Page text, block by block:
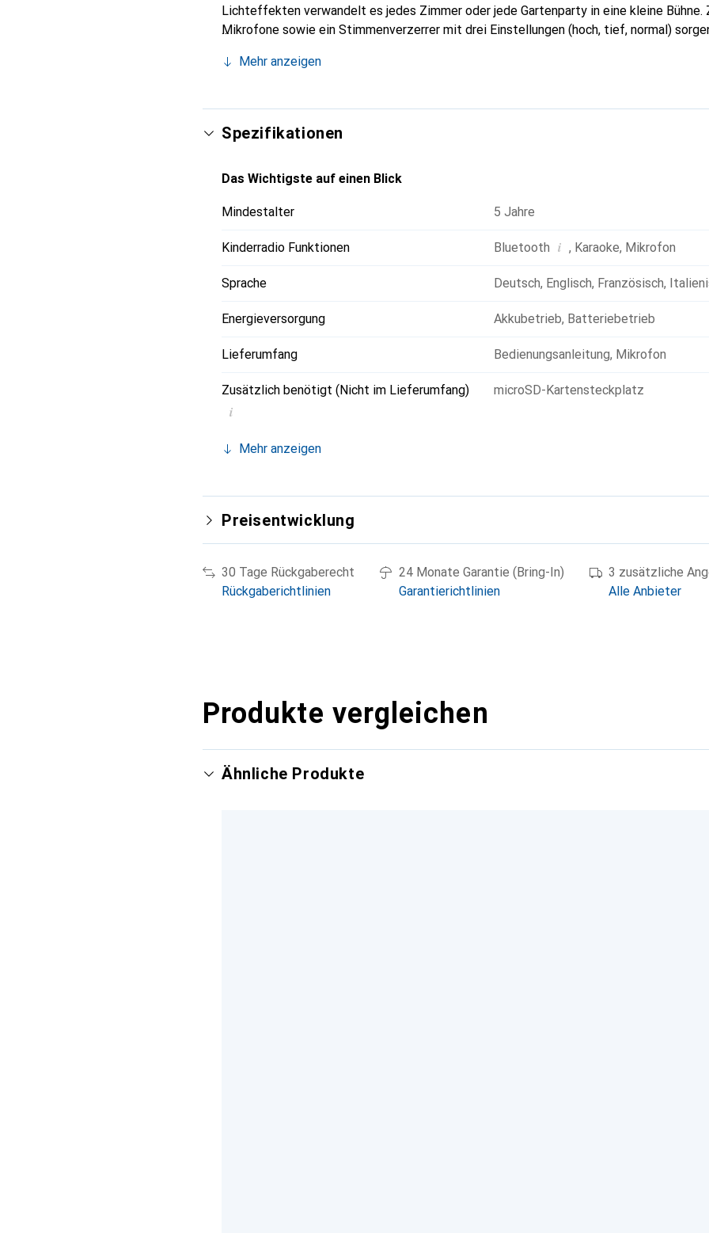
Lichteffekten verwandelt es jedes Zimmer oder jede Gartenparty in eine kleine Bühne.
Mikrofone sowie ein Stimmenverzerrer mit drei Einstellungen (hoch, tief, normal)
und microSD-Kartensteckplatz (bis 32 GB, nicht enthalten) ist das Gerät flexibel
Kinderzimmer. Das Toy of the Year 2024 ist ein Highlight, das Musikliebe,
Ausdrucksformen spielerisch fördert.
Mehr anzeigen
Spezifikationen
Das Wichtigste auf einen Blick
Mindestalter 5 Jahre
Kinderradio Funktionen Bluetooth i , Karaoke, Mikrofon
Sprache Deutsch, Englisch, Französisch,
Energieversorgung Akkubetrieb, Batteriebetrieb
Lieferumfang Bedienungsanleitung, Mikrofon
Zusätzlich benötigt (Nicht im Lieferumfang)
i
microSD-Kartensteckplatz
Mehr anzeigen
Preisentwicklung
30 Tage Rückgaberecht
Rückgaberichtlinien
24 Monate Garantie (Bring-In)
Garantierichtlinien
3 zusätzliche
Alle Anbieter
Produkte vergleichen
Ähnliche Produkte